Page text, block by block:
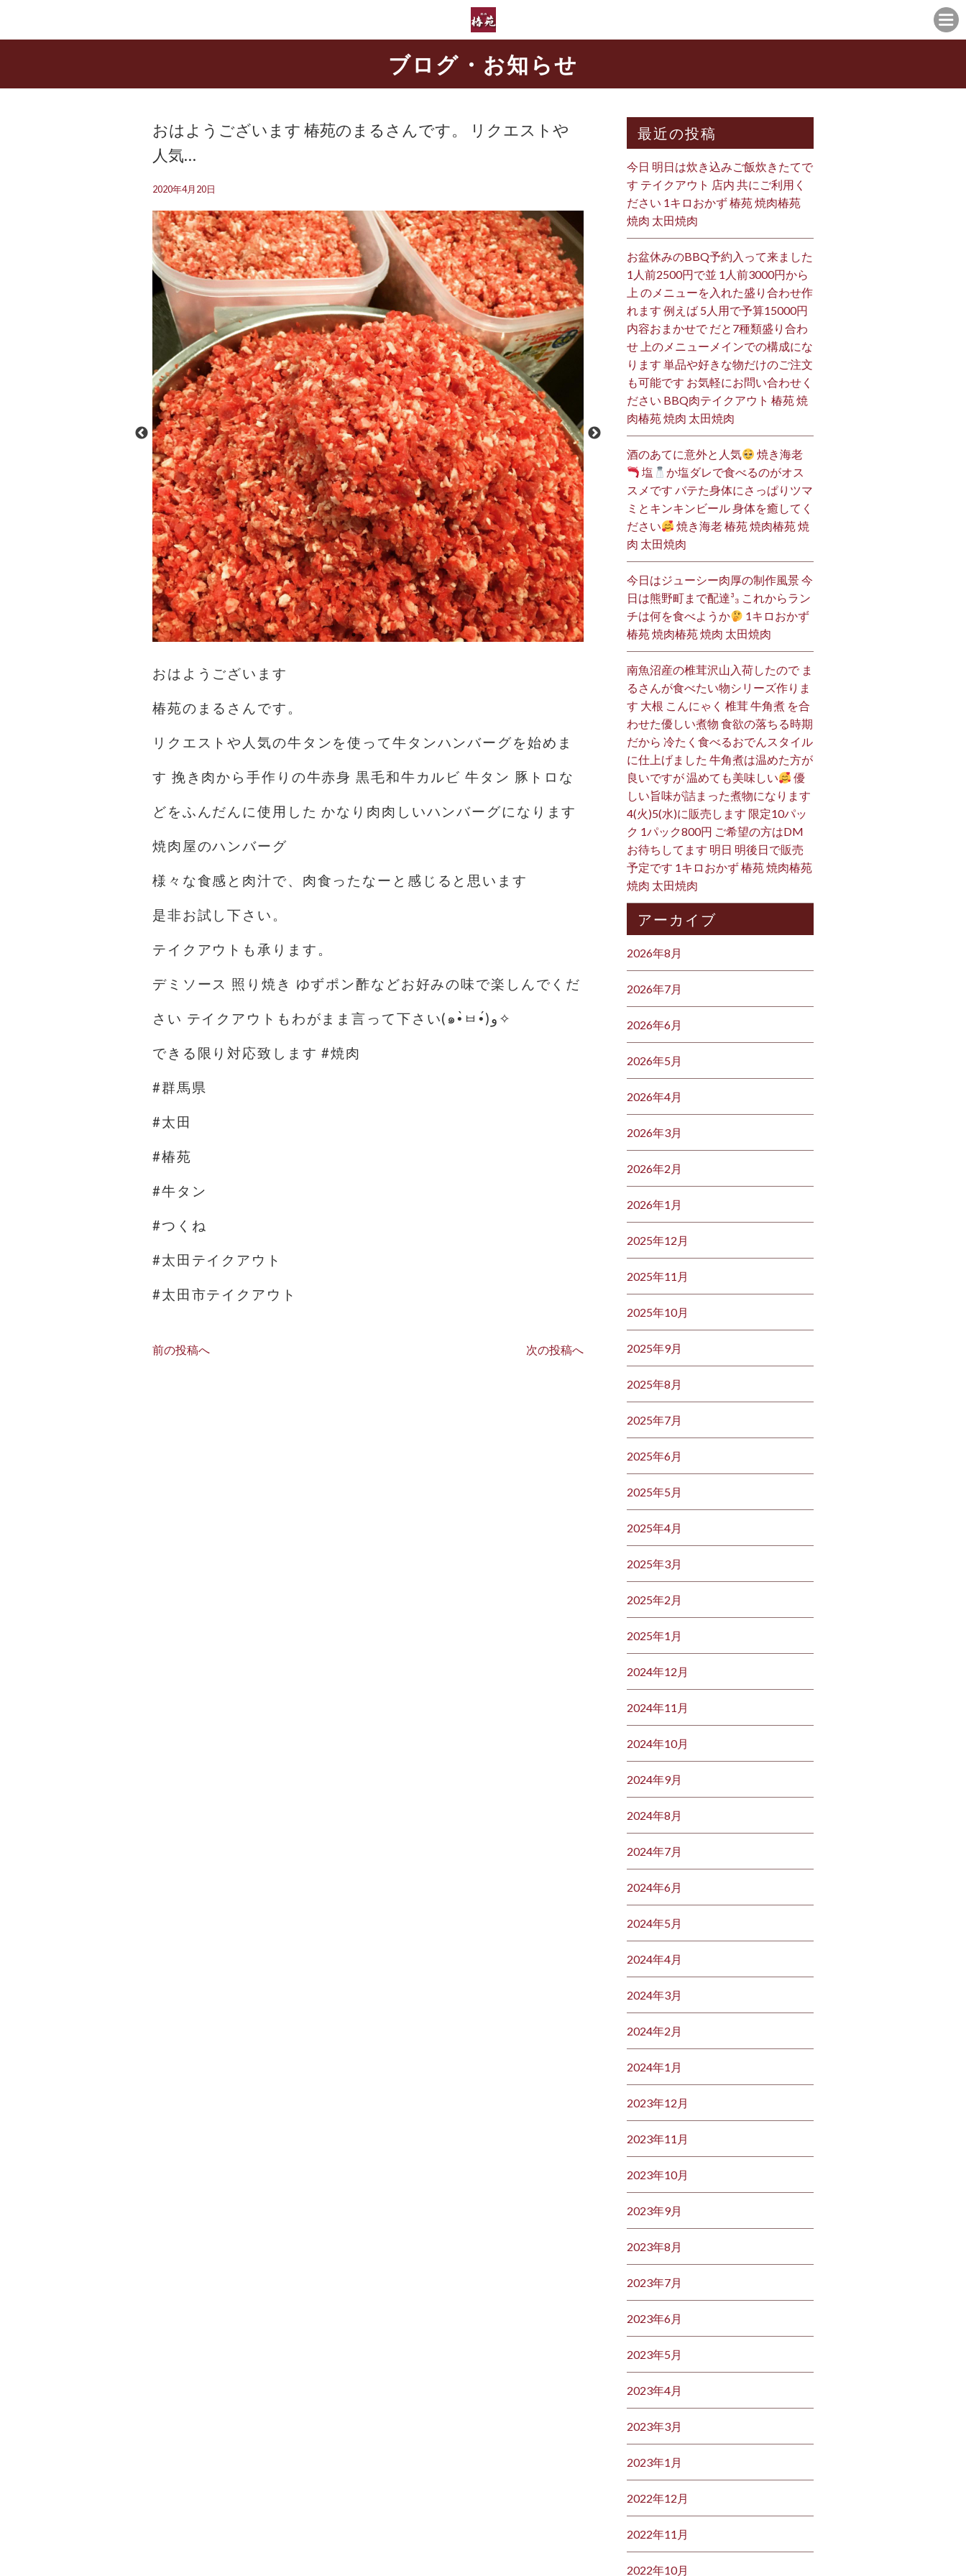
ブログ・お知らせ
おはようございます️ 椿苑のまるさんです。 リクエストや
人気…
2020年4月20日
おはようございます️
椿苑のまるさんです。
リクエストや人気の牛タンを使って牛タンハンバーグを始めま
す 挽き肉から手作りの牛赤身 黒毛和牛カルビ 牛タン 豚トロな
どをふんだんに使用した️ かなり肉肉しいハンバーグになります
焼肉屋のハンバーグ
様々な食感と肉汁で、肉食ったなーと感じると思います
是非お試し下さい。
テイクアウトも承ります。
デミソース 照り焼き ゆずポン酢などお好みの味で楽しんでくだ
さい テイクアウトもわがまま言って下さい(๑•̀ㅂ•́)و✧
できる限り対応致します #焼肉
#群馬県
#太田
#椿苑
#牛タン
#つくね
#太田テイクアウト
#太田市テイクアウト
前の投稿へ 次の投稿へ
最近の投稿
今日 明日は炊き込みご飯炊きたてで
す テイクアウト 店内 共にご利用く
ださい 1キロおかず 椿苑 焼肉椿苑
焼肉 太田焼肉
お盆休みのBBQ予約入って来ました
1人前2500円で並 1人前3000円から
上 のメニューを入れた盛り合わせ作
れます 例えば 5人用で予算15000円
内容おまかせで だと7種類盛り合わ
せ 上のメニューメインでの構成にな
ります 単品や好きな物だけのご注文
も可能です お気軽にお問い合わせく
ださい BBQ肉テイクアウト 椿苑 焼
肉椿苑 焼肉 太田焼肉
酒のあてに意外と人気
焼き海老
塩
か塩ダレで食べるのがオス
スメです バテた身体にさっぱりツマ
ミとキンキンビール 身体を癒してく
ださい
焼き海老 椿苑 焼肉椿苑 焼
肉 太田焼肉
今日はジューシー肉厚の制作風景 今
日は熊野町まで配達³₃ これからラン
チは何を食べようか
1キロおかず
椿苑 焼肉椿苑 焼肉 太田焼肉
南魚沼産の椎茸沢山入荷したので ま
るさんが食べたい物シリーズ作りま
す 大根 こんにゃく 椎茸 牛角煮 を合
わせた優しい煮物 食欲の落ちる時期
だから 冷たく食べるおでんスタイル
に仕上げました 牛角煮は温めた方が
良いですが 温めても美味しい
優
しい旨味が詰まった煮物になります
4(火)5(水)に販売します 限定10パッ
ク 1パック800円 ご希望の方はDM
お待ちしてます 明日 明後日で販売
予定です 1キロおかず 椿苑 焼肉椿苑
焼肉 太田焼肉
アーカイブ
2026年8月
2026年7月
2026年6月
2026年5月
2026年4月
2026年3月
2026年2月
2026年1月
2025年12月
2025年11月
2025年10月
2025年9月
2025年8月
2025年7月
2025年6月
2025年5月
2025年4月
2025年3月
2025年2月
2025年1月
2024年12月
2024年11月
2024年10月
2024年9月
2024年8月
2024年7月
2024年6月
2024年5月
2024年4月
2024年3月
2024年2月
2024年1月
2023年12月
2023年11月
2023年10月
2023年9月
2023年8月
2023年7月
2023年6月
2023年5月
2023年4月
2023年3月
2023年1月
2022年12月
2022年11月
2022年10月